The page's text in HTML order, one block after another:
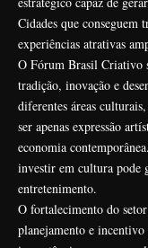
Cidades que conseguem
experiências atrativas
O Fórum Brasil Criativo
tradição, inovação e
diferentes áreas
ser apenas expressão
economia
investir em cultura pode
entretenimento.
O fortalecimento do
planejamento e